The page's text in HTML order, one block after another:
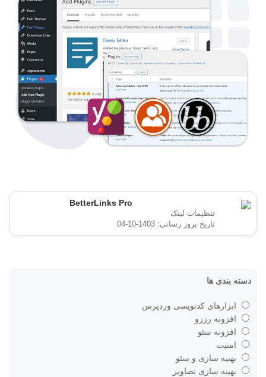
BetterLinks Pro
تنظیمات لینک
تاریخ بروز رسانی: 1403-10-04
دسته بندی ها
ابزارهای کدنویسی وردپرس
افزونه رزرو
افزونه سئو
امنیت
بهنیه سازی و سئو
بهینه سازی تصاویر